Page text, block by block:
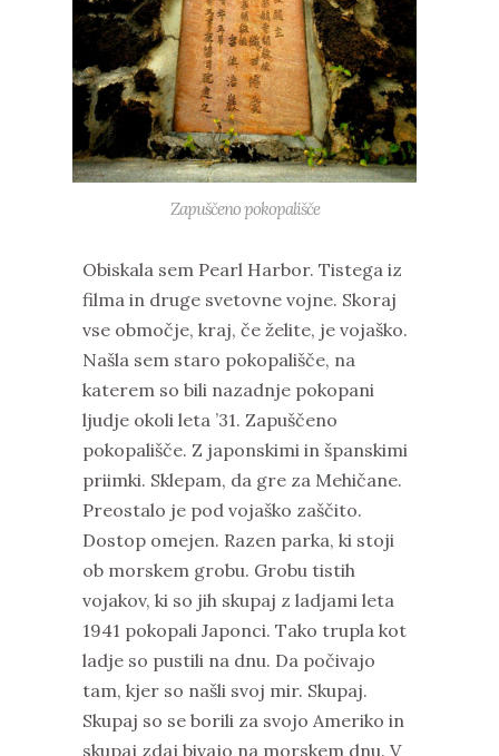
Zapuščeno pokopališče
Obiskala sem Pearl Harbor. Tistega iz
filma in druge svetovne vojne. Skoraj
vse območje, kraj, če želite, je vojaško.
Našla sem staro pokopališče, na
katerem so bili nazadnje pokopani
ljudje okoli leta ’31. Zapuščeno
pokopališče. Z japonskimi in španskimi
priimki. Sklepam, da gre za Mehičane.
Preostalo je pod vojaško zaščito.
Dostop omejen. Razen parka, ki stoji
ob morskem grobu. Grobu tistih
vojakov, ki so jih skupaj z ladjami leta
1941 pokopali Japonci. Tako trupla kot
ladje so pustili na dnu. Da počivajo
tam, kjer so našli svoj mir. Skupaj.
Skupaj so se borili za svojo Ameriko in
skupaj zdaj bivajo na morskem dnu. V